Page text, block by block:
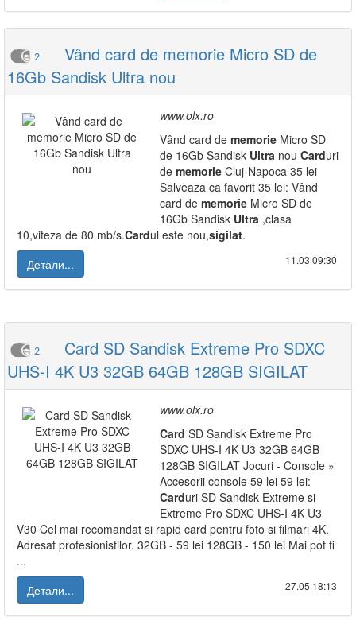
2
Vând card de memorie Micro SD de
16Gb Sandisk Ultra nou
www.olx.ro
Vând card de memorie Micro SD
de 16Gb Sandisk Ultra nou Carduri
de memorie Cluj-Napoca 35 lei
Salveaza ca favorit 35 lei: Vând
card de memorie Micro SD de
16Gb Sandisk Ultra ,clasa
10,viteza de 80 mb/s.Cardul este nou,sigilat.
Детали...
11.03|09:30
2
Card SD Sandisk Extreme Pro SDXC
UHS-I 4K U3 32GB 64GB 128GB SIGILAT
www.olx.ro
Card SD Sandisk Extreme Pro
SDXC UHS-I 4K U3 32GB 64GB
128GB SIGILAT Jocuri - Console »
Accesorii console 59 lei 59 lei:
Carduri SD Sandisk Extreme si
Extreme Pro SDXC UHS-I 4K U3
V30 Cel mai recomandat si rapid card pentru foto si filmari 4K.
Adresat profesionistilor. 32GB - 59 lei 128GB - 150 lei Mai pot fi
...
Детали...
27.05|18:13